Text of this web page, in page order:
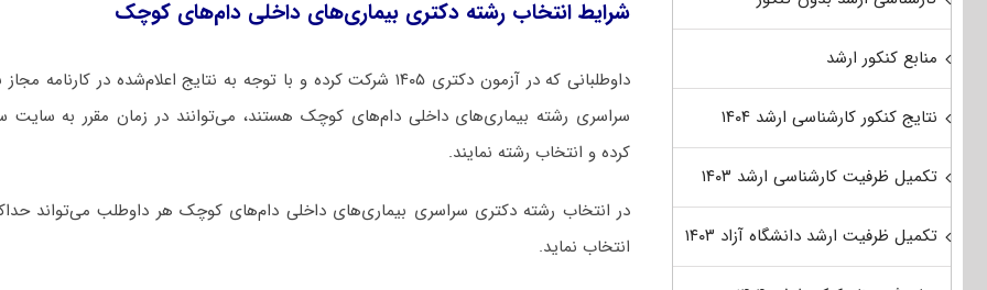
شرایط انتخاب رشته دکتری بیماری‌های داخلی دام‌های کوچک
داوطلبانی که در آزمون دکتری ۱۴۰۵ شرکت کرده و با توجه به نتایج اعلام‌شده در
سراسری رشته بیماری‌های داخلی دام‌های کوچک هستند، می‌توانند در زمان مقرر به
کرده و انتخاب رشته نمایند.
انتخاب نماید.
منابع کنکور ارشد
نتایج کنکور کارشناسی ارشد ۱۴۰۴
تکمیل ظرفیت کارشناسی ارشد ۱۴۰۳
تکمیل ظرفیت ارشد دانشگاه آزاد ۱۴۰۳